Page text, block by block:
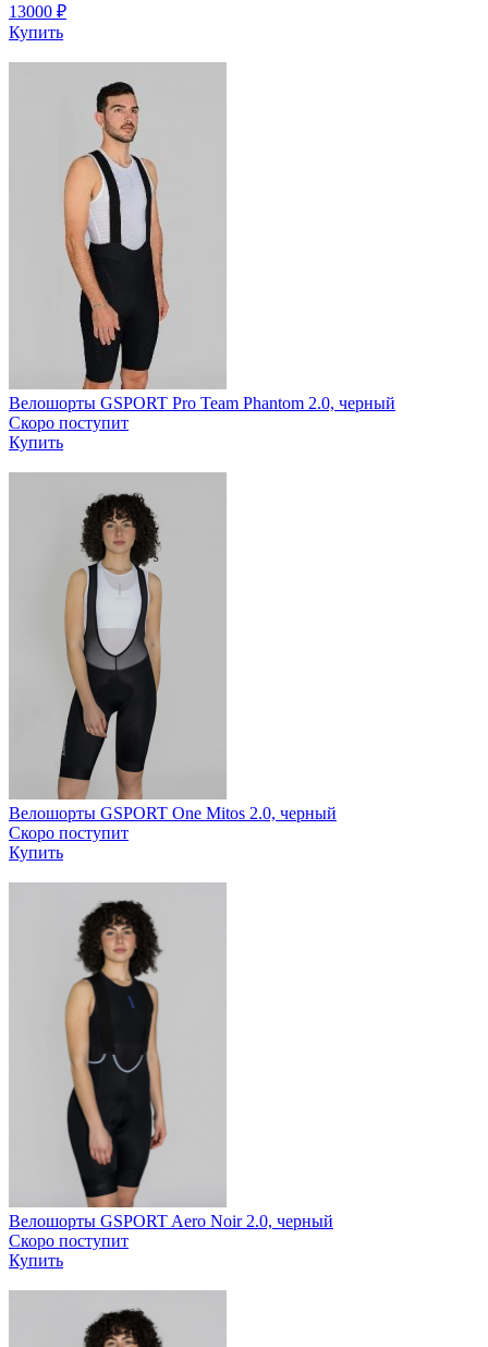
13000 ₽
Купить
Велошорты GSPORT Pro Team Phantom 2.0, черный
Скоро поступит
Купить
Велошорты GSPORT One Mitos 2.0, черный
Скоро поступит
Купить
Велошорты GSPORT Aero Noir 2.0, черный
Скоро поступит
Купить